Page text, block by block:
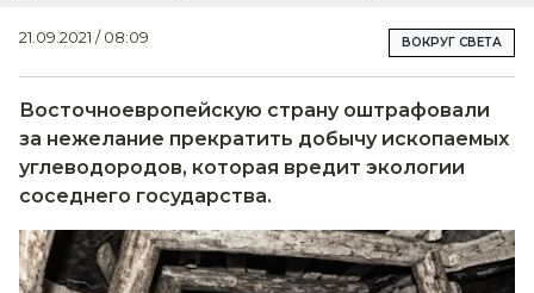
21.09.2021 / 08:09 ВОКРУГ СВЕТА
Восточноевропейскую страну оштрафовали
за нежелание прекратить добычу ископаемых
углеводородов, которая вредит экологии
соседнего государства.